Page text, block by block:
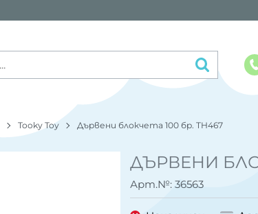
Tooky Toy Дървени блокчета 100 бр. TH467
ДЪРВЕНИ
Арт.№: 36563